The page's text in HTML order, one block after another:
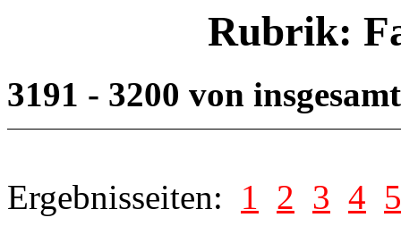
Rubrik:
3191 - 3200 von
Ergebnisseiten: 1 2 3 4 5